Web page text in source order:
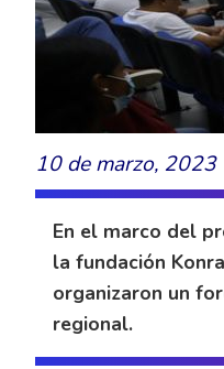
10 de marzo, 2023
En el marco del
la fundación
organizaron un
regional.